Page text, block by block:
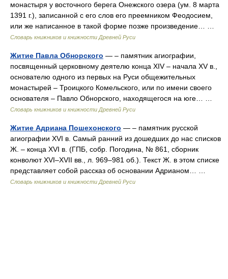
монастыря у восточного берега Онежского озера (ум. 8 марта
1391 г.), записанной с его слов его преемником Феодосием,
или же написанное в такой форме позже произведение… …
Словарь книжников и книжности Древней Руси
Житие Павла Обнорского — – памятник агиографии,
посвященный церковному деятелю конца XIV – начала XV в.,
основателю одного из первых на Руси общежительных
монастырей – Троицкого Комельского, или по имени своего
основателя – Павло Обнорского, находящегося на юге… …
Словарь книжников и книжности Древней Руси
Житие Адриана Пошехонского — – памятник русской
агиографии XVI в. Самый ранний из дошедших до нас списков
Ж. – конца XVI в. (ГПБ, собр. Погодина, № 861, сборник
конволют XVI–XVII вв., л. 969–981 об.). Текст Ж. в этом списке
представляет собой рассказ об основании Адрианом… …
Словарь книжников и книжности Древней Руси